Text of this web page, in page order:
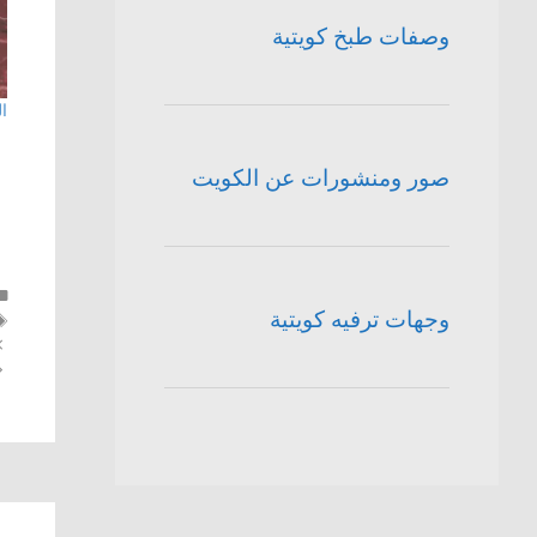
وصفات طبخ كويتية
صور ومنشورات عن الكويت
وجهات ترفيه كويتية